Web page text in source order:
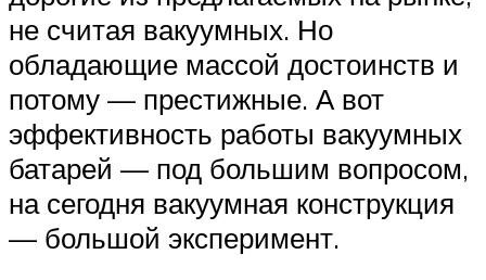
не считая вакуумных. Но
обладающие массой достоинств и
потому — престижные. А вот
эффективность работы вакуумных
батарей — под большим вопросом,
на сегодня вакуумная конструкция
— большой эксперимент.